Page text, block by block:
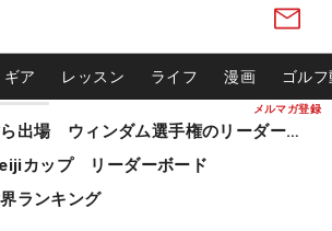
メルマガ登録
ギア レッスン ライフ 漫画 ゴル
松山英樹ら出場 ウィンダム選手権のリーダーボード
カップ リーダーボード
ランキング